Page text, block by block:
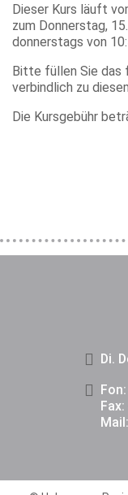
Dieser Kurs läuft
zum Donnerstag,
donnerstags von
Bitte füllen Sie das
verbindlich zu
Die Kursgebühr
Di.
Mail: